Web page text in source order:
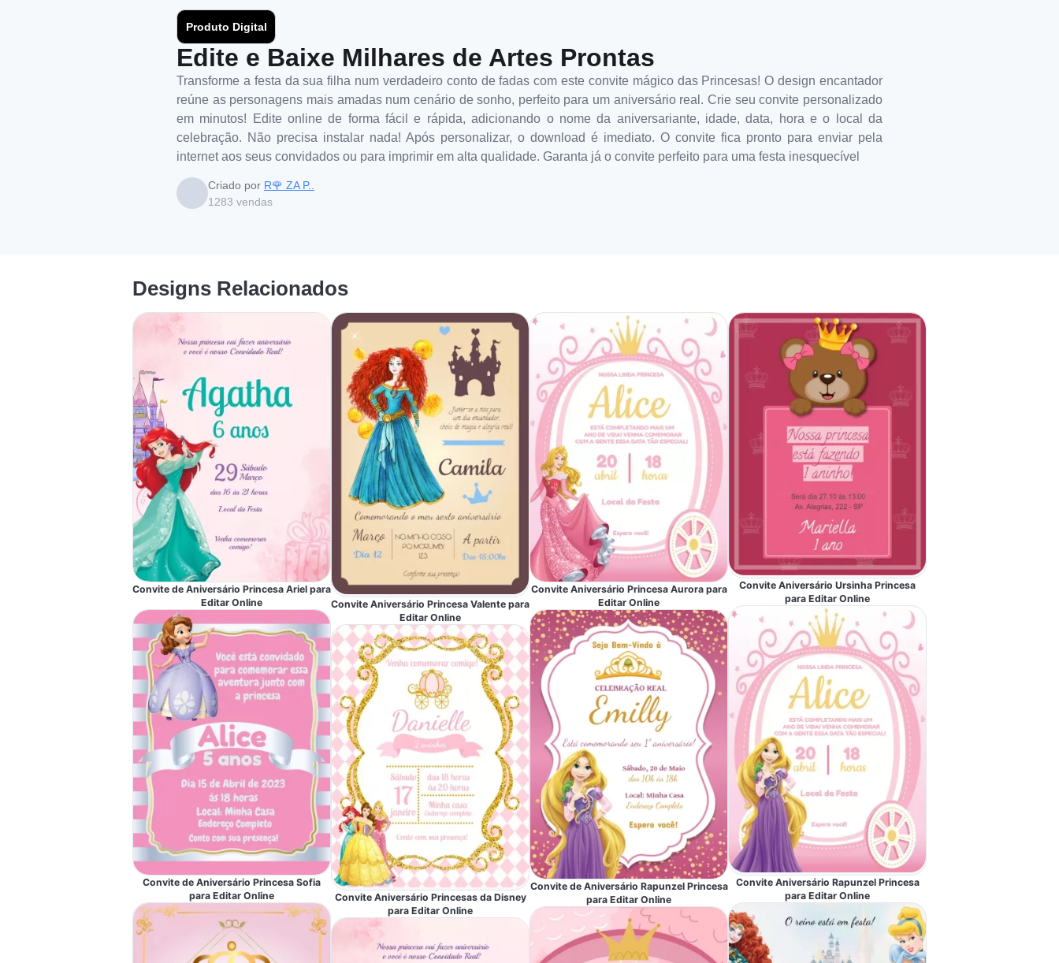
Produto Digital
Edite e Baixe Milhares de Artes Prontas
Transforme a festa da sua filha num verdadeiro conto de fadas com este convite mágico das Princesas! O design encantador
reúne as personagens mais amadas num cenário de sonho, perfeito para um aniversário real. Crie seu convite personalizado
em minutos! Edite online de forma fácil e rápida, adicionando o nome da aniversariante, idade, data, hora e o local da
celebração. Não precisa instalar nada! Após personalizar, o download é imediato. O convite fica pronto para enviar pela
internet aos seus convidados ou para imprimir em alta qualidade. Garanta já o convite perfeito para uma festa inesquecível
Criado por R🌹 ZA P..
1283 vendas
Designs Relacionados
Convite de Aniversário Princesa Ariel para
Editar Online
Convite de Aniversário Princesa Sofia
para Editar Online
Convite Aniversário Princesa Valente para
Editar Online
Convite Aniversário Princesas da Disney
para Editar Online
Convite Aniversário Princesa Aurora para
Editar Online
Convite de Aniversário Rapunzel Princesa
para Editar Online
Convite Aniversário Ursinha Princesa
para Editar Online
Convite Aniversário Rapunzel Princesa
para Editar Online